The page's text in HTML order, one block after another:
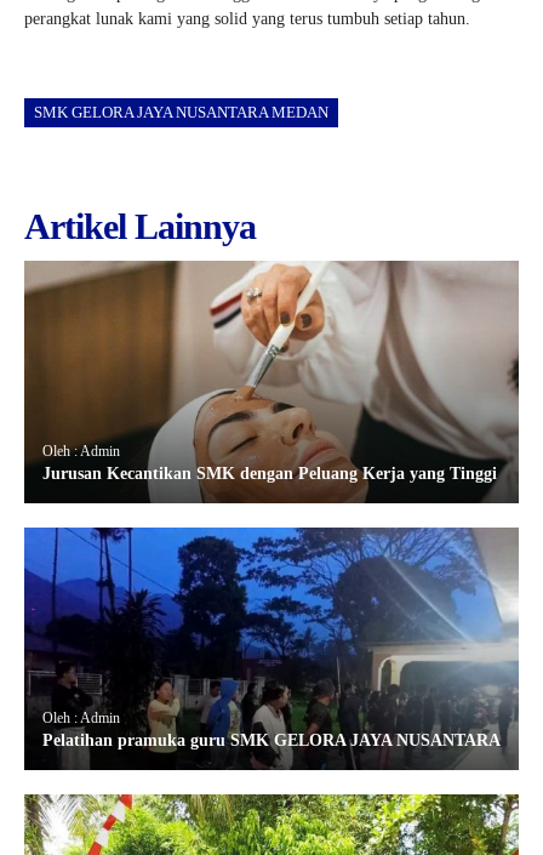
perangkat lunak kami yang solid yang terus tumbuh setiap tahun.
SMK GELORA JAYA NUSANTARA MEDAN
Artikel Lainnya
Oleh : Admin
Jurusan Kecantikan SMK dengan Peluang Kerja yang Tinggi
Oleh : Admin
Pelatihan pramuka guru SMK GELORA JAYA NUSANTARA